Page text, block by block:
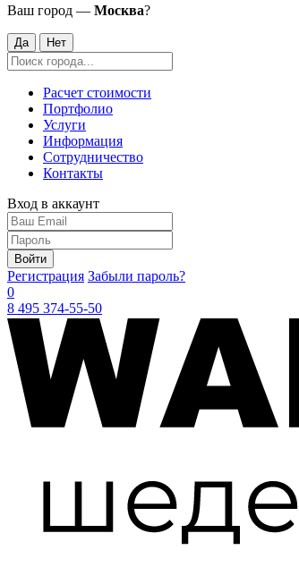
Ваш город — Москва?
Да Нет
Расчет стоимости
Портфолио
Услуги
Информация
Сотрудничество
Контакты
Вход в аккаунт
Войти
Регистрация Забыли пароль?
0
8 495 374-55-50